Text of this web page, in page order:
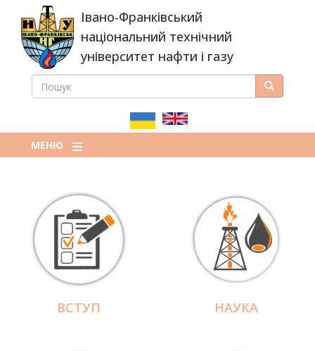
основного
вмісту
Івано-Франківський
національний технічний
університет нафти і газу
ПОШУКОВА
ПОШУК Пошук
МЕНЮ
ВСТУП НАУКА